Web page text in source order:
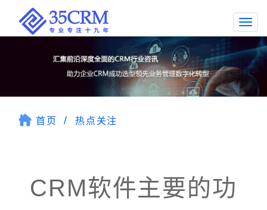
首页 热点关注
CRM软件主要的功